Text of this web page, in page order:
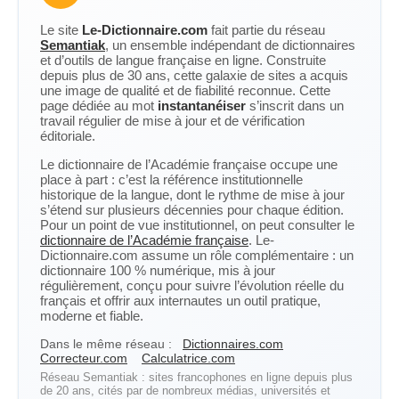
Le site Le-Dictionnaire.com fait partie du réseau
Semantiak, un ensemble indépendant de dictionnaires
et d’outils de langue française en ligne. Construite
depuis plus de 30 ans, cette galaxie de sites a acquis
une image de qualité et de fiabilité reconnue. Cette
page dédiée au mot instantanéiser s’inscrit dans un
travail régulier de mise à jour et de vérification
éditoriale.
Le dictionnaire de l’Académie française occupe une
place à part : c’est la référence institutionnelle
historique de la langue, dont le rythme de mise à jour
s’étend sur plusieurs décennies pour chaque édition.
Pour un point de vue institutionnel, on peut consulter le
dictionnaire de l’Académie française. Le-
Dictionnaire.com assume un rôle complémentaire : un
dictionnaire 100 % numérique, mis à jour
régulièrement, conçu pour suivre l’évolution réelle du
français et offrir aux internautes un outil pratique,
moderne et fiable.
Dans le même réseau :
Dictionnaires.com
Correcteur.com
Calculatrice.com
Réseau Semantiak : sites francophones en ligne depuis plus
de 20 ans, cités par de nombreux médias, universités et